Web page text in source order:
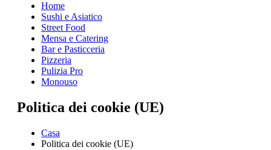
Home
Sushi e Asiatico
Street Food
Mensa e Catering
Bar e Pasticceria
Pizzeria
Pulizia Pro
Monouso
Politica dei cookie (UE)
Casa
Politica dei cookie (UE)